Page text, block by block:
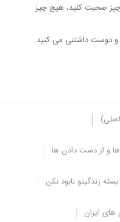
صحبت کنید، هیچ چیز
دوست داشتنی می کنید.
ها و از دست دادن ها
زندگیتو نابود نکن
های ایران
به عنوان همراه شما